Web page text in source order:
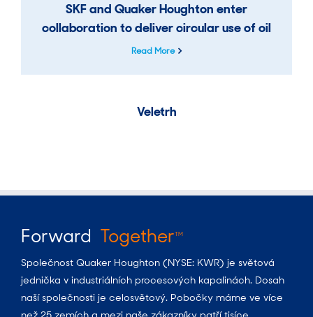
SKF and Quaker Houghton enter
collaboration to deliver circular use of oil
Read More
Veletrh
Forward TogetherTM
Společnost Quaker Houghton (NYSE: KWR) je světová
jednička v industriálních procesových kapalinách. Dosah
naší společnosti je celosvětový. Pobočky máme ve více